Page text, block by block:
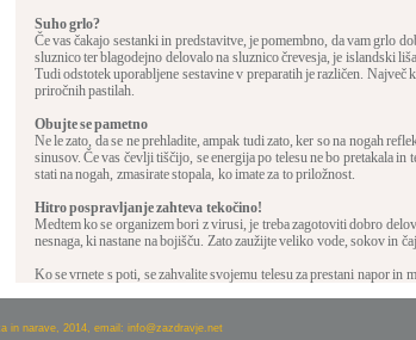
Suho grlo?
Če vas čakajo sestanki in predstavitve, je pomembno, da vam grlo
sluznico ter blagodejno delovalo na sluznico črevesja, je islandski
Tudi odstotek uporabljene sestavine v preparatih je različen.
priročnih pastilah.
Obujte se pametno
Ne le zato, da se ne prehladite, ampak tudi zato, ker so na nogah
sinusov. Če vas čevlji tiščijo, se energija po telesu ne bo pretakala
stati na nogah, zmasirate stopala, ko imate za to priložnost.
Hitro pospravljanje zahteva tekočino!
Medtem ko se organizem bori z virusi, je treba zagotoviti dobro
nesnaga, ki nastane na bojišču. Zato zaužijte veliko vode, sokov in
Ko se vrnete s poti, se zahvalite svojemu telesu za prestani napor in
in narave, 2014, email: info@zazdravje.net